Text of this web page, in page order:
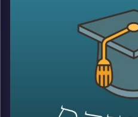
רוב הישראלים כבר
איך נראה המזרח התיכון
שלנו.
וחוקר בבית ספר לאודר
רייכמן, וחוקר
מומחה לאיסלאם רדיקלי.